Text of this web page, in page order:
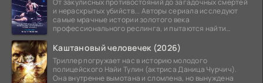
От закулисных противостояний до загадочных смертей
и нераскрытых убийств... Авторы сериала исследуют
самые мрачные истории золотого века
профессионального реслинга, и пытаются найти
Каштановый человечек (2026)
Триллер погружает нас в историю молодого
полицейского Найи Тулин (актриса Даница Чурчич).
Она внутренне вымотана и сломлена, но вынуждена